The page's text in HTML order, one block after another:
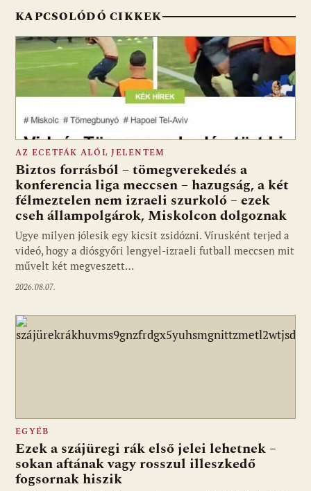
KAPCSOLÓDÓ CIKKEK
AZ ECETFÁK ALÓL JELENTEM
Biztos forrásból – tömegverekedés a
konferencia liga meccsen – hazugság, a két
félmeztelen nem izraeli szurkoló – ezek
cseh állampolgárok, Miskolcon dolgoznak
Ugye milyen jólesik egy kicsit zsidózni. Vírusként terjed a
videó, hogy a diósgyőri lengyel-izraeli futball meccsen mit
művelt két megveszett…
2026.08.07.
EGYÉB
Ezek a szájüregi rák első jelei lehetnek –
sokan aftának vagy rosszul illeszkedő
fogsornak hiszik